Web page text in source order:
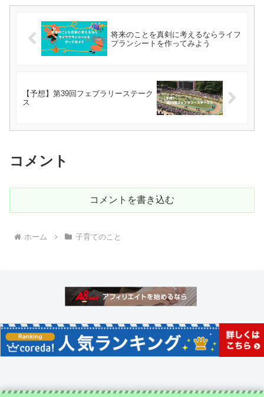
将来のことを真剣に考えるならライフ
プランシートを作ってみよう
【予想】第39回フェブラリーステーク
ス
コメント
コメントを書き込む
ホーム 子育てのこと